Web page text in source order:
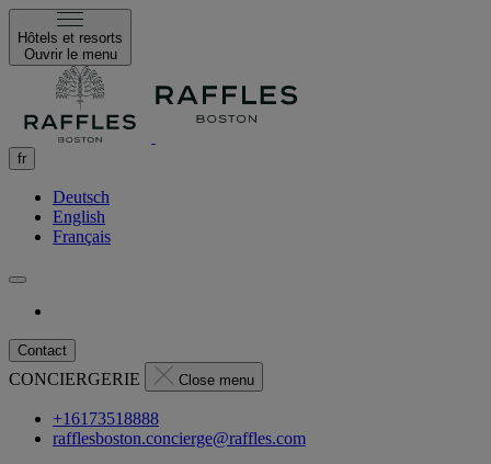
Hôtels et resorts
Ouvrir le menu
fr
Deutsch
English
Français
Contact
CONCIERGERIE Close menu
+16173518888
rafflesboston.concierge@raffles.com